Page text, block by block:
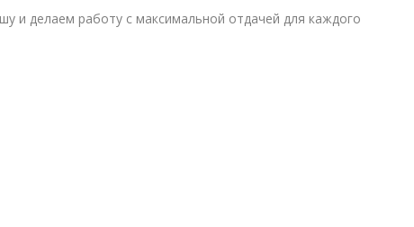
делаем работу с максимальной отдачей для каждого